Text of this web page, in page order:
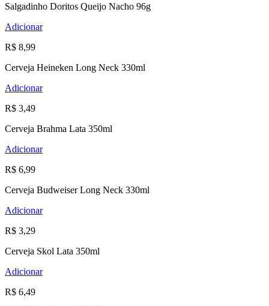
Salgadinho Doritos Queijo Nacho 96g
Adicionar
R$ 8,99
Cerveja Heineken Long Neck 330ml
Adicionar
R$ 3,49
Cerveja Brahma Lata 350ml
Adicionar
R$ 6,99
Cerveja Budweiser Long Neck 330ml
Adicionar
R$ 3,29
Cerveja Skol Lata 350ml
Adicionar
R$ 6,49